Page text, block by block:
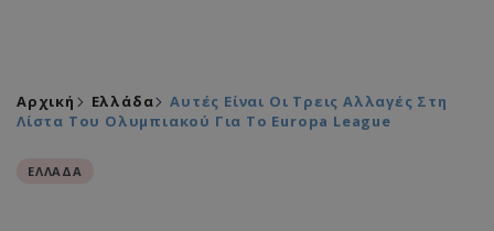
Αρχική Ελλάδα
Αυτές Είναι Οι Τρεις Αλλαγές Στη
Λίστα Του Ολυμπιακού Για Το Europa League
ΕΛΛΑΔΑ